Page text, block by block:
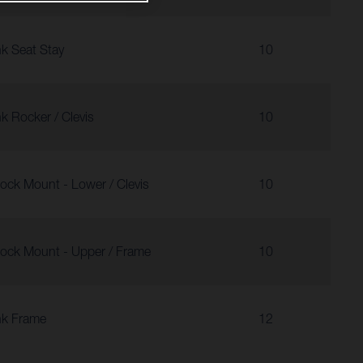
Seat Stay 10
Rocker / Clevis 10
Mount - Lower / Clevis 10
Mount - Upper / Frame 10
Frame 12